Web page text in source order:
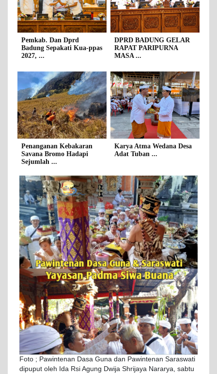
Pemkab. Dan Dprd
Badung Sepakati Kua-ppas
2027, ...
DPRD BADUNG GELAR
RAPAT PARIPURNA
MASA ...
Penanganan Kebakaran
Savana Bromo Hadapi
Sejumlah ...
Karya Atma Wedana Desa
Adat Tuban ...
Foto ; Pawintenan Dasa Guna dan Pawintenan Saraswati
dipuput oleh Ida Rsi Agung Dwija Shrijaya Nararya, sabtu